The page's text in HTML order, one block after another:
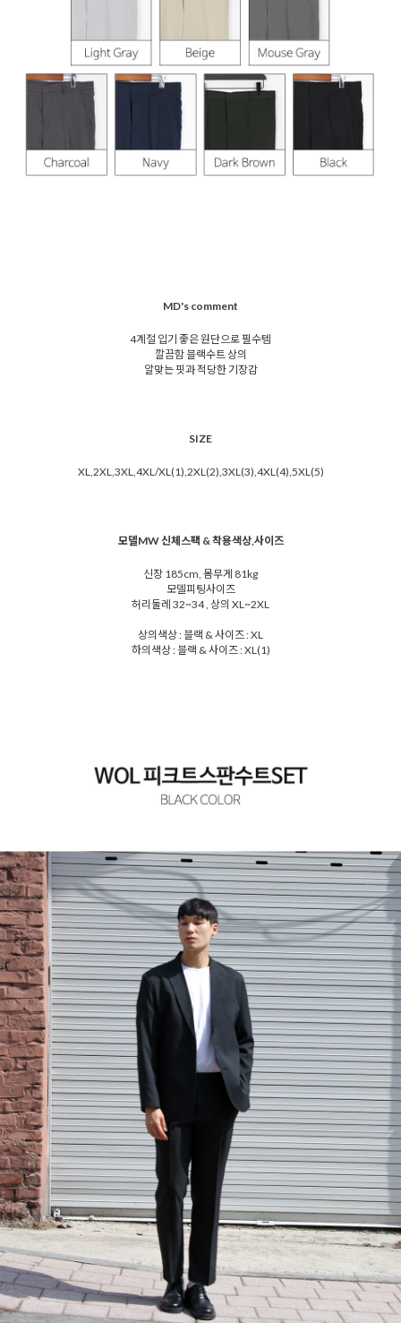
MD's comment
4계절 입기 좋은 원단으로 필수템
깔끔함 블랙수트 상의
알맞는 핏과 적당한 기장감
SIZE
XL,2XL,3XL,4XL/XL(1),2XL(2),3XL(3),4XL(4),5XL(5)
모델MW 신체스팩 & 착용색상,사이즈
신장 185cm, 몸무게 81kg
모델피팅사이즈
허리둘레 32~34 , 상의 XL~2XL
상의색상 : 블랙 & 사이즈 : XL
하의색상 : 블랙 & 사이즈 : XL(1)